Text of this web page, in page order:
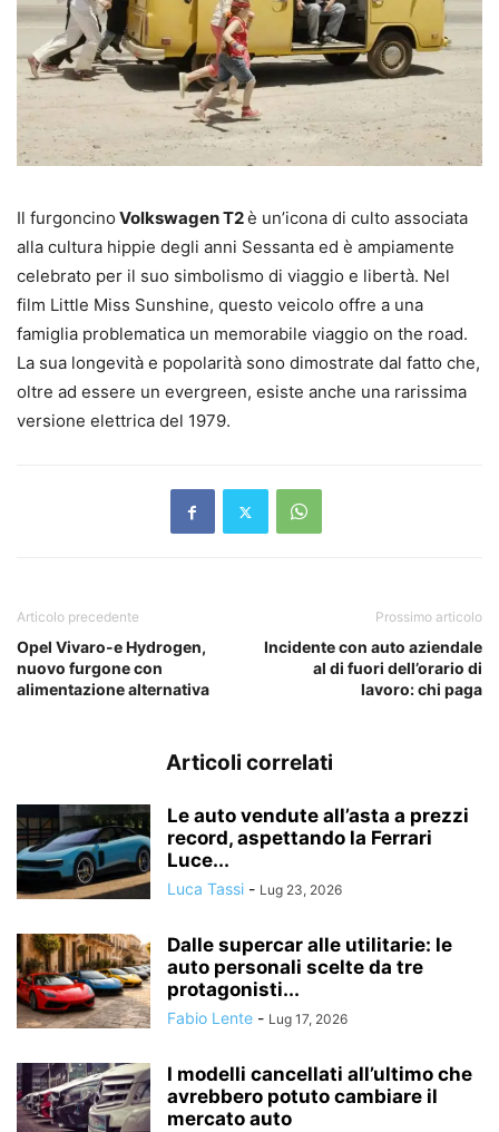
Il furgoncino Volkswagen T2è un’icona di culto associata
alla cultura hippie degli anni Sessanta ed è ampiamente
celebrato per il suo simbolismo di viaggio e libertà. Nel
film Little Miss Sunshine, questo veicolo offre a una
famiglia problematica un memorabile viaggio on the road.
La sua longevità e popolarità sono dimostrate dal fatto che,
oltre ad essere un evergreen, esiste anche una rarissima
versione elettrica del 1979.
Articolo precedente
Opel Vivaro-e Hydrogen,
nuovo furgone con
alimentazione alternativa
Prossimo articolo
Incidente con auto aziendale
al di fuori dell’orario di
lavoro: chi paga
Articoli correlati
Le auto vendute all’asta a prezzi
record, aspettando la Ferrari
Luce...
Luca Tassi - Lug 23, 2026
Dalle supercar alle utilitarie: le
auto personali scelte da tre
protagonisti...
Fabio Lente - Lug 17, 2026
I modelli cancellati all’ultimo che
avrebbero potuto cambiare il
mercato auto